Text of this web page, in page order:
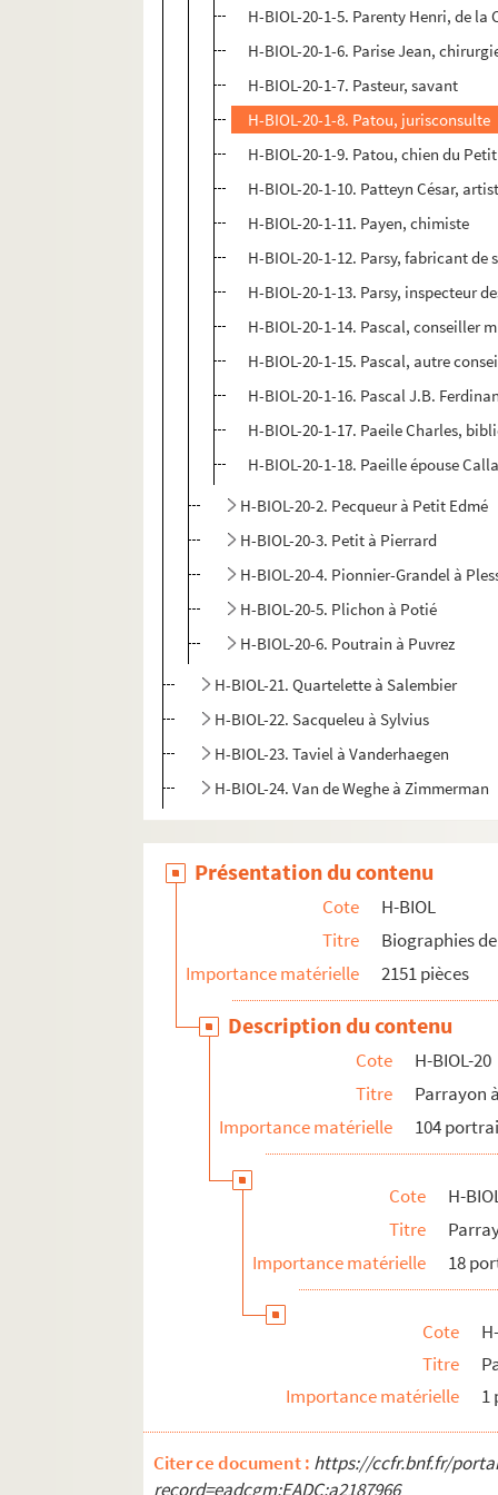
H-BIOL-20-1-5. Parenty Henri, de
H-BIOL-20-1-6. Parise Jean,
H-BIOL-20-1-7. Pasteur, savant
H-BIOL-20-1-8. Patou, jurisconsulte
H-BIOL-20-1-9. Patou, chien du
H-BIOL-20-1-10. Patteyn César,
H-BIOL-20-1-11. Payen, chimiste
H-BIOL-20-1-12. Parsy, fabricant de
H-BIOL-20-1-13. Parsy, inspecteur
H-BIOL-20-1-14. Pascal, conseiller
H-BIOL-20-1-15. Pascal, autre
H-BIOL-20-1-16. Pascal J.B.
H-BIOL-20-1-17. Paeile Charles,
H-BIOL-20-1-18. Paeille épouse
H-BIOL-20-2. Pecqueur à Petit Edmé
H-BIOL-20-3. Petit à Pierrard
H-BIOL-20-4. Pionnier-Grandel à
H-BIOL-20-5. Plichon à Potié
H-BIOL-20-6. Poutrain à Puvrez
H-BIOL-21. Quartelette à Salembier
H-BIOL-22. Sacqueleu à Sylvius
H-BIOL-23. Taviel à Vanderhaegen
H-BIOL-24. Van de Weghe à Zimmerman
Présentation du contenu
Cote
H-BIOL
Titre
Biographies
Importance matérielle
2151 pièces
Description du contenu
Cote
H-BIOL-20
Titre
Parrayon
Importance matérielle
104
Cote
H-
Titre
Importance matérielle
18
Cote
Titre
Importance matérielle
1
Citer ce document : https://ccfr.bnf.fr/
record=eadcgm:EADC:a2187966